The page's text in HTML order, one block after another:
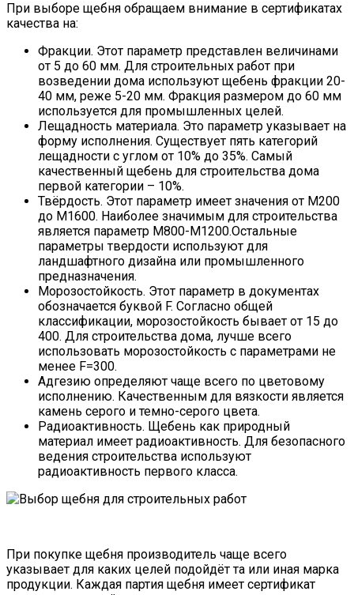
При выборе щебня обращаем внимание в сертификатах
качества на:
Фракции. Этот параметр представлен величинами
от 5 до 60 мм. Для строительных работ при
возведении дома используют щебень фракции 20-
40 мм, реже 5-20 мм. Фракция размером до 60 мм
используется для промышленных целей.
Лещадность материала. Это параметр указывает на
форму исполнения. Существует пять категорий
лещадности с углом от 10% до 35%. Самый
качественный щебень для строительства дома
первой категории – 10%.
Твёрдость. Этот параметр имеет значения от М200
до М1600. Наиболее значимым для строительства
является параметр М800-М1200.Остальные
параметры твердости используют для
ландшафтного дизайна или промышленного
предназначения.
Морозостойкость. Этот параметр в документах
обозначается буквой F. Согласно общей
классификации, морозостойкость бывает от 15 до
400. Для строительства дома, лучше всего
использовать морозостойкость с параметрами не
менее F=300.
Адгезию определяют чаще всего по цветовому
исполнению. Качественным для вязкости является
камень серого и темно-серого цвета.
Радиоактивность. Щебень как природный
материал имеет радиоактивность. Для безопасного
ведения строительства используют
радиоактивность первого класса.
При покупке щебня производитель чаще всего
указывает для каких целей подойдёт та или иная марка
продукции. Каждая партия щебня имеет сертификат